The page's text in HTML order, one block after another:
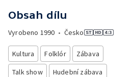
Obsah dílu
Vyrobeno 1990 • Česko
Kultura Folklór
Zábava
Talk show
Hudební zábava